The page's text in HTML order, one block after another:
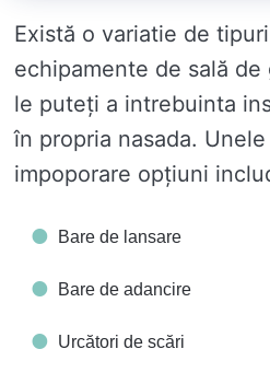
Există o variatie de
echipamente de sală de
le puteți a intrebuinta
în propria nasada.
impoporare opțiuni
Bare de lansare
Bare de adancire
Urcători de scări